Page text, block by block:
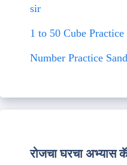
sir
1 to 50 Cube
Number Practice
रोजचा घरचा अभ्यास